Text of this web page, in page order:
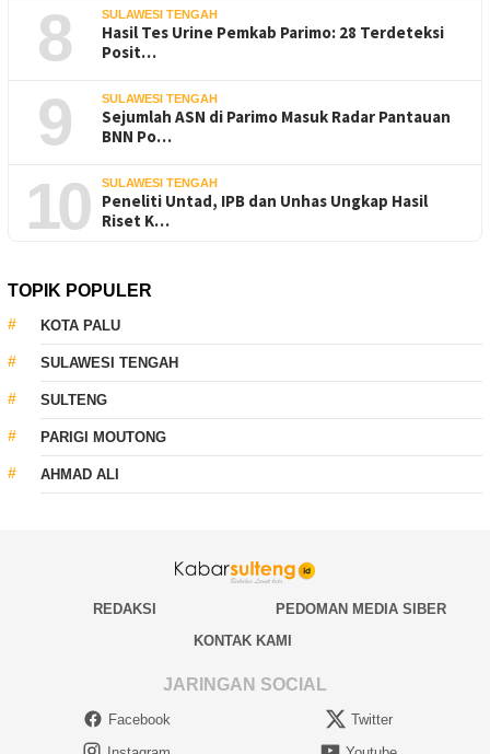
8 SULAWESI TENGAH
Hasil Tes Urine Pemkab Parimo: 28 Terdeteksi
Posit…
9 SULAWESI TENGAH
Sejumlah ASN di Parimo Masuk Radar Pantauan
BNN Po…
10 SULAWESI TENGAH
Peneliti Untad, IPB dan Unhas Ungkap Hasil
Riset K…
TOPIK POPULER
KOTA PALU
SULAWESI TENGAH
SULTENG
PARIGI MOUTONG
AHMAD ALI
REDAKSI
PEDOMAN MEDIA SIBER
KONTAK KAMI
JARINGAN SOCIAL
Facebook
Twitter